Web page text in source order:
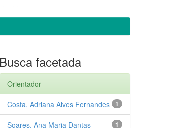
Busca facetada
Orientador
1
Costa, Adriana Alves Fernandes
1
Soares, Ana Maria Dantas